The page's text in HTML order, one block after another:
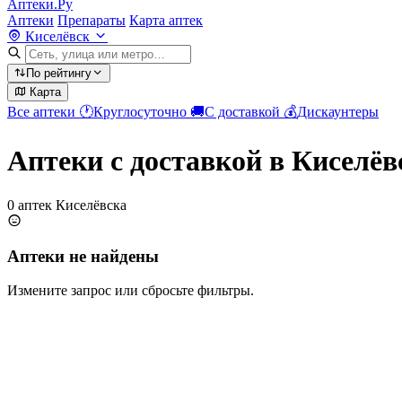
Аптеки.Ру
Аптеки Препараты Карта аптек
Киселёвск
По рейтингу
Карта
Все аптеки 🕐Круглосуточно 🚚С доставкой 💰Дискаунтеры
Аптеки с доставкой в
0 аптек Киселёвска
Аптеки не найдены
Измените запрос или сбросьте фильтры.